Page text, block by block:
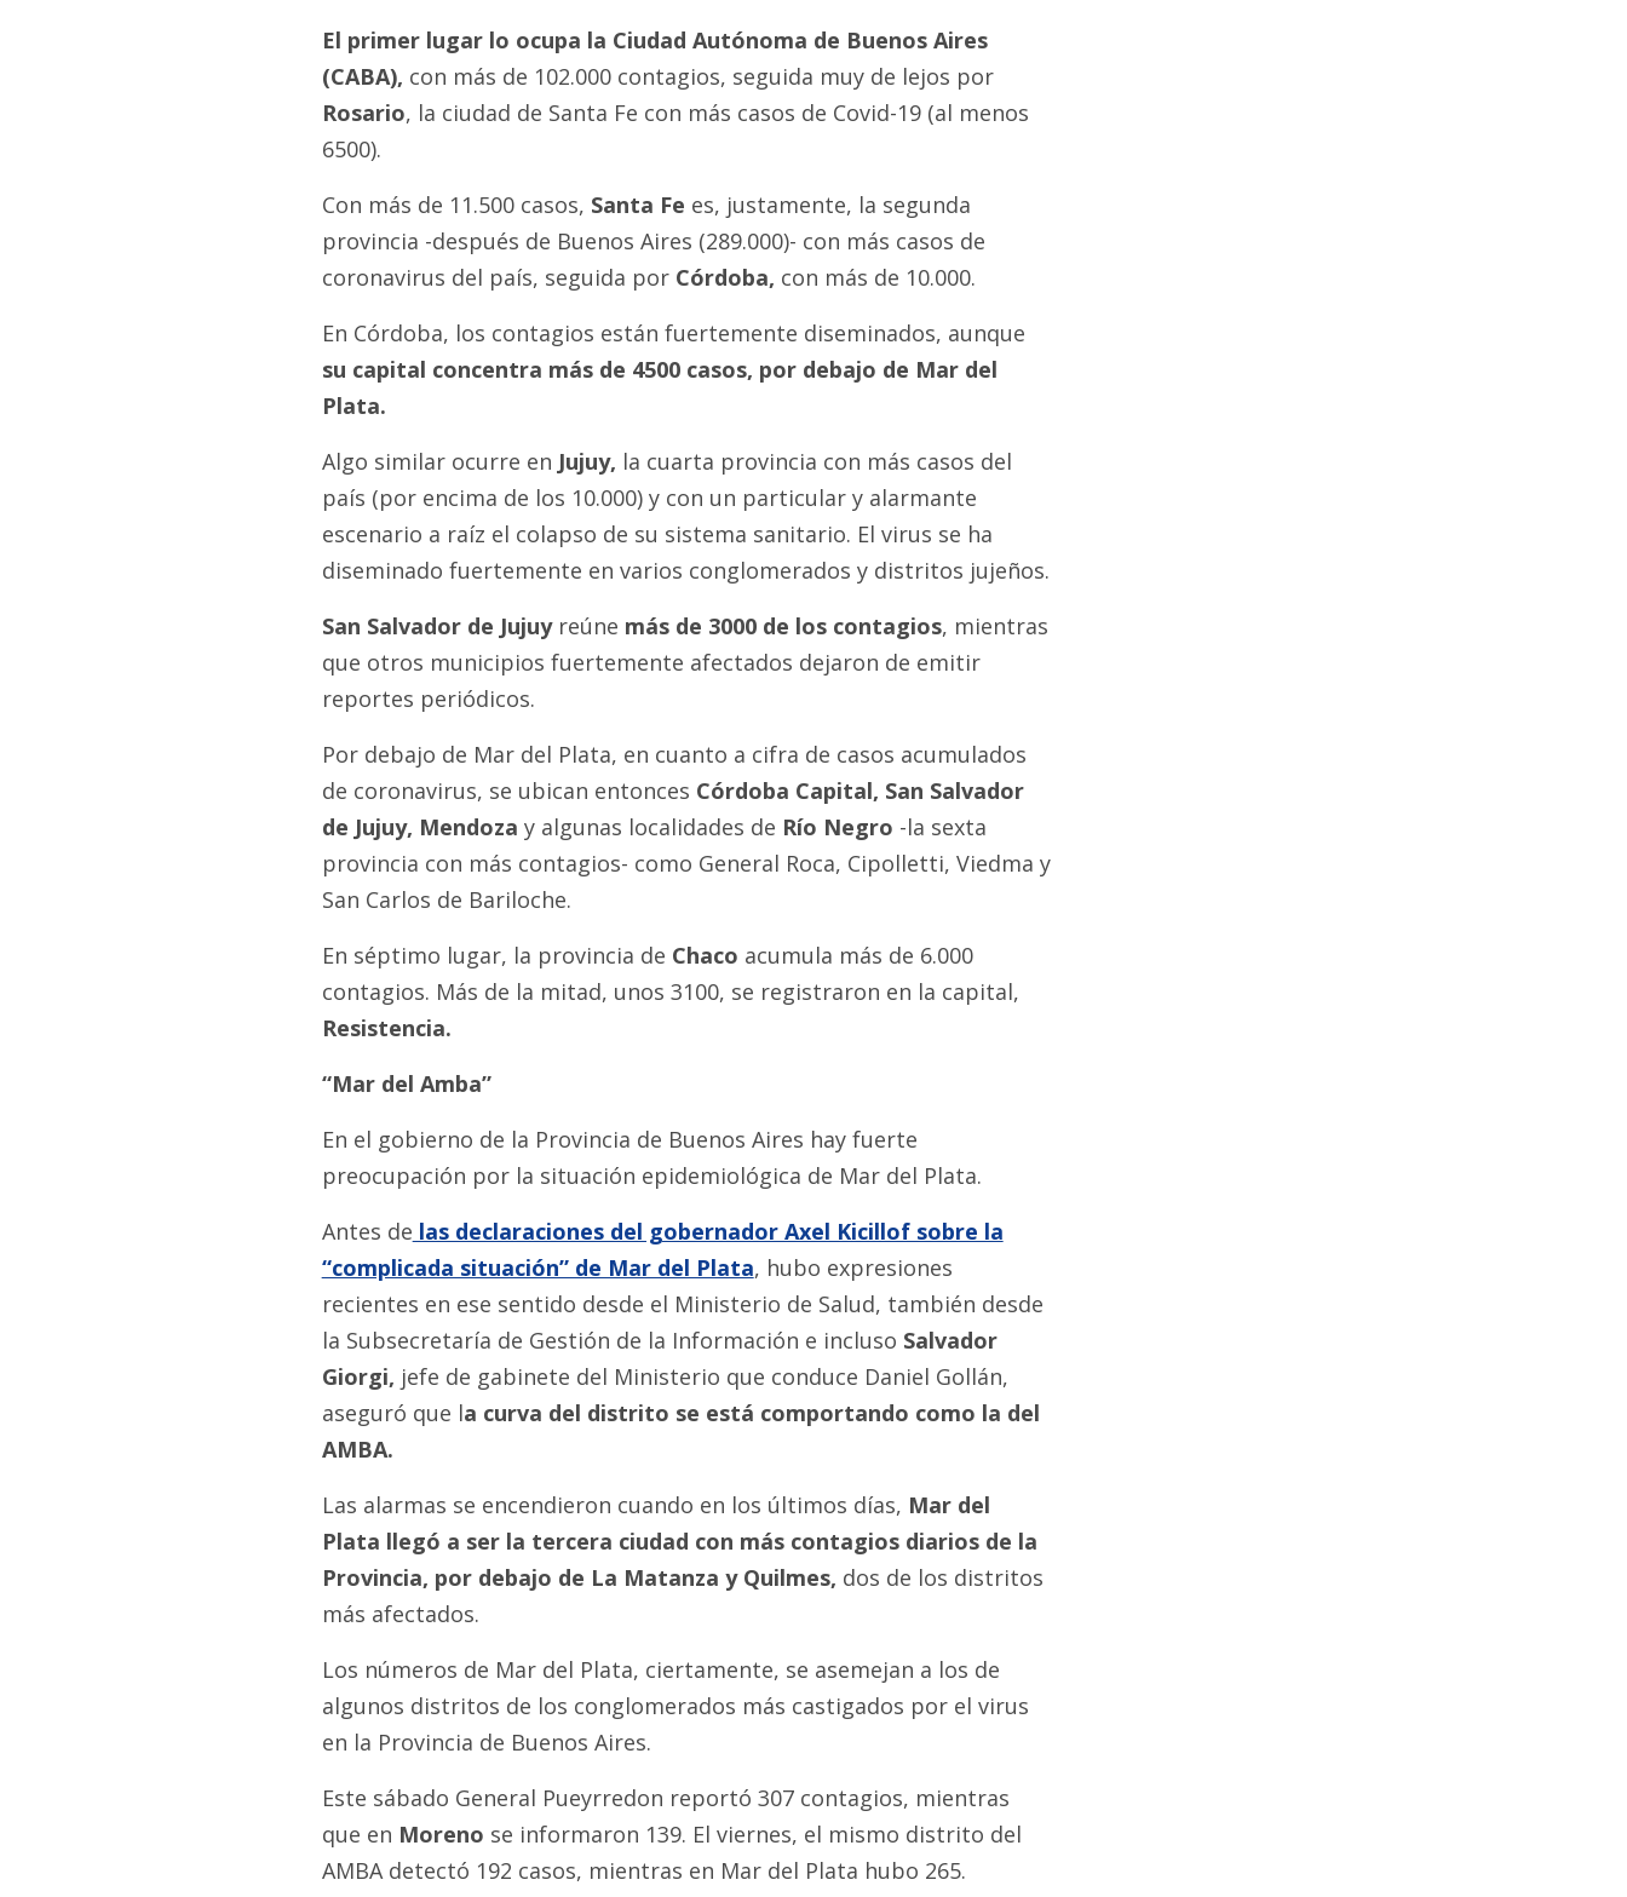
El primer lugar lo ocupa la Ciudad Autónoma de Buenos Aires
(CABA), con más de 102.000 contagios, seguida muy de lejos por
Rosario, la ciudad de Santa Fe con más casos de Covid-19 (al menos
6500).
Con más de 11.500 casos, Santa Fe es, justamente, la segunda
provincia -después de Buenos Aires (289.000)- con más casos de
coronavirus del país, seguida por Córdoba, con más de 10.000.
En Córdoba, los contagios están fuertemente diseminados, aunque
su capital concentra más de 4500 casos, por debajo de Mar del
Plata.
Algo similar ocurre en Jujuy, la cuarta provincia con más casos del
país (por encima de los 10.000) y con un particular y alarmante
escenario a raíz el colapso de su sistema sanitario. El virus se ha
diseminado fuertemente en varios conglomerados y distritos jujeños.
San Salvador de Jujuyreúne más de 3000 de los contagios, mientras
que otros municipios fuertemente afectados dejaron de emitir
reportes periódicos.
Por debajo de Mar del Plata, en cuanto a cifra de casos acumulados
de coronavirus, se ubican entonces Córdoba Capital, San Salvador
de Jujuy, Mendoza y algunas localidades de Río Negro -la sexta
provincia con más contagios- como General Roca, Cipolletti, Viedma y
San Carlos de Bariloche.
En séptimo lugar, la provincia de Chaco acumula más de 6.000
contagios. Más de la mitad, unos 3100, se registraron en la capital,
Resistencia.
“Mar del Amba”
En el gobierno de la Provincia de Buenos Aires hay fuerte
preocupación por la situación epidemiológica de Mar del Plata.
Antes de las declaraciones del gobernador Axel Kicillof sobre la
“complicada situación” de Mar del Plata, hubo expresiones
recientes en ese sentido desde el Ministerio de Salud, también desde
la Subsecretaría de Gestión de la Información e incluso Salvador
Giorgi, jefe de gabinete del Ministerio que conduce Daniel Gollán,
aseguró que la curva del distrito se está comportando como la del
AMBA.
Las alarmas se encendieron cuando en los últimos días, Mar del
Plata llegó a ser la tercera ciudad con más contagios diarios de la
Provincia, por debajo de La Matanza y Quilmes, dos de los distritos
más afectados.
Los números de Mar del Plata, ciertamente, se asemejan a los de
algunos distritos de los conglomerados más castigados por el virus
en la Provincia de Buenos Aires.
Este sábado General Pueyrredon reportó 307 contagios, mientras
que en Moreno se informaron 139. El viernes, el mismo distrito del
AMBA detectó 192 casos, mientras en Mar del Plata hubo 265.